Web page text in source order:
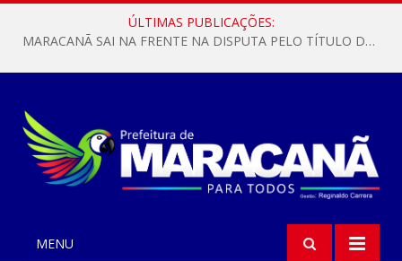
ÚLTIMAS PUBLICAÇÕES:
MARACANÃ SAI NA FRENTE NA DISPUTA PELO TÍTULO DA COPA PARÁ SUB-17!
MENU